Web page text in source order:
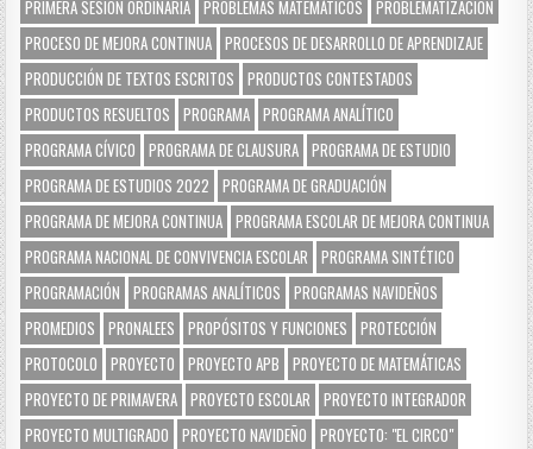
PRIMERA SESIÓN ORDINARIA PROBLEMAS MATEMÁTICOS
PROBLEMATIZACIÓN
PROCESO DE MEJORA CONTINUA PROCESOS DE DESARROLLO DE APRENDIZAJE
PRODUCCIÓN DE TEXTOS ESCRITOS
PRODUCTOS CONTESTADOS
PRODUCTOS RESUELTOS
PROGRAMA PROGRAMA ANALÍTICO
PROGRAMA CÍVICO
PROGRAMA DE CLAUSURA PROGRAMA DE ESTUDIO
PROGRAMA DE ESTUDIOS 2022
PROGRAMA DE GRADUACIÓN
PROGRAMA DE MEJORA CONTINUA PROGRAMA ESCOLAR DE MEJORA CONTINUA
PROGRAMA NACIONAL DE CONVIVENCIA ESCOLAR
PROGRAMA SINTÉTICO
PROGRAMACIÓN
PROGRAMAS ANALÍTICOS
PROGRAMAS NAVIDEÑOS
PROMEDIOS
PRONALEES PROPÓSITOS Y FUNCIONES
PROTECCIÓN
PROTOCOLO
PROYECTO PROYECTO APB
PROYECTO DE MATEMÁTICAS
PROYECTO DE PRIMAVERA PROYECTO ESCOLAR
PROYECTO INTEGRADOR
PROYECTO MULTIGRADO
PROYECTO NAVIDEÑO
PROYECTO: "EL CIRCO"